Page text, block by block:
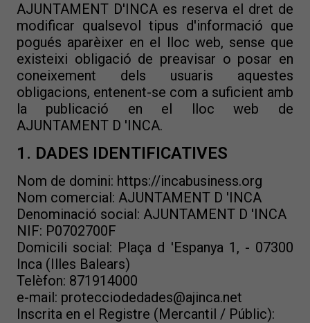
AJUNTAMENT D'INCA es reserva el dret de
modificar qualsevol tipus d'informació que
pogués aparèixer en el lloc web, sense que
existeixi obligació de preavisar o posar en
coneixement dels usuaris aquestes
obligacions, entenent-se com a suficient amb
la publicació en el lloc web de
AJUNTAMENT D 'INCA.
1. DADES IDENTIFICATIVES
Nom de domini: https://incabusiness.org
Nom comercial: AJUNTAMENT D 'INCA
Denominació social: AJUNTAMENT D 'INCA
NIF: P0702700F
Domicili social: Plaça d 'Espanya 1, - 07300
Inca (Illes Balears)
Telèfon: 871914000
e-mail: protecciodedades@ajinca.net
Inscrita en el Registre (Mercantil / Públic):